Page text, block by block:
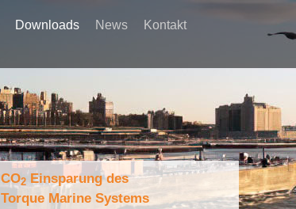
Downloads News Kontakt
CO2Einsparung des
Torque Marine Systems